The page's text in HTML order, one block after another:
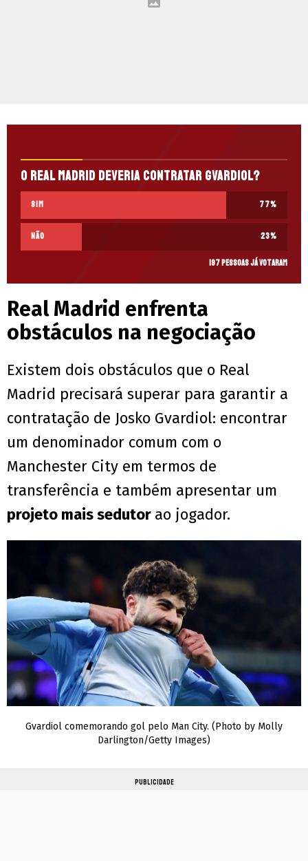
O Real Madrid deveria contratar Gvardiol?
Sim 77%
Não 23%
197 pessoas já votaram
Real Madrid enfrenta
obstáculos na negociação
Existem dois obstáculos que o Real
Madrid precisará superar para garantir a
contratação de Josko Gvardiol: encontrar
um denominador comum com o
Manchester City em termos de
transferência e também apresentar um
projeto mais sedutor ao jogador.
Gvardiol comemorando gol pelo Man City. (Photo by Molly
Darlington/Getty Images)
PUBLICIDADE